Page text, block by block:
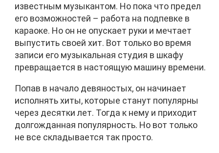
известным музыкантом. Но пока что предел
его возможностей – работа на подпевке в
караоке. Но он не опускает руки и мечтает
выпустить своей хит. Вот только во время
записи его музыкальная студия в шкафу
превращается в настоящую машину времени.
Попав в начало девяностых, он начинает
исполнять хиты, которые станут популярны
через десятки лет. Тогда к нему и приходит
долгожданная популярность. Но вот только
не все складывается так просто.